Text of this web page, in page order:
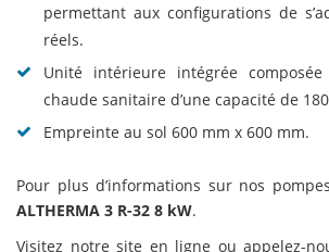
permettant aux configurations de
réels.
Unité intérieure intégrée composée
chaude sanitaire d’une capacité de
Empreinte au sol 600 mm x 600 mm.
Pour plus d’informations sur nos
ALTHERMA 3 R-32 8 kW.
Visitez notre site en ligne ou appelez-